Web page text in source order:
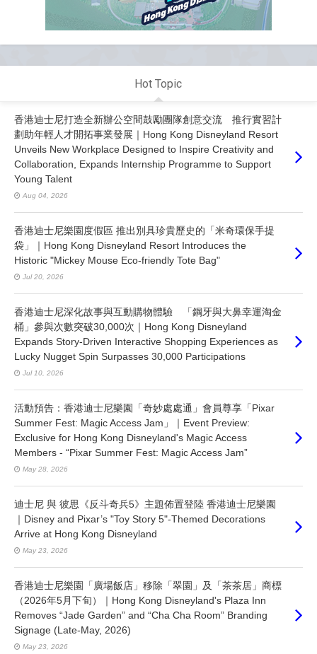
Hot Topic
香港迪士尼打造全新辦公空間鼓勵團隊創意交流 推行實習計
劃助年輕人才開拓事業發展｜Hong Kong Disneyland Resort
Unveils New Workplace Designed to Inspire Creativity and
Collaboration, Expands Internship Programme to Support
Young Talent
Aug 04, 2026
香港迪士尼樂園度假區 推出別具珍貴歷史的「米奇環保手提
袋」｜Hong Kong Disneyland Resort Introduces the
Historic "Mickey Mouse Eco-friendly Tote Bag"
Jul 20, 2026
香港迪士尼深化故事與互動購物體驗 「鋼牙與大鼻幸運淘金
桶」參與次數突破30,000次｜Hong Kong Disneyland
Expands Story-Driven Interactive Shopping Experiences as
Lucky Nugget Spin Surpasses 30,000 Participations
Jul 10, 2026
活動預告：香港迪士尼樂園「奇妙處處通」會員尊享「Pixar
Summer Fest: Magic Access Jam」｜Event Preview:
Exclusive for Hong Kong Disneyland's Magic Access
Members - “Pixar Summer Fest: Magic Access Jam”
May 28, 2026
迪士尼 與 彼思《反斗奇兵5》主題佈置登陸 香港迪士尼樂園
｜Disney and Pixar’s "Toy Story 5"-Themed Decorations
Arrive at Hong Kong Disneyland
May 23, 2026
香港迪士尼樂園「廣場飯店」移除「翠園」及「茶茶居」商標
（2026年5月下旬）｜Hong Kong Disneyland's Plaza Inn
Removes “Jade Garden” and “Cha Cha Room” Branding
Signage (Late-May, 2026)
May 23, 2026